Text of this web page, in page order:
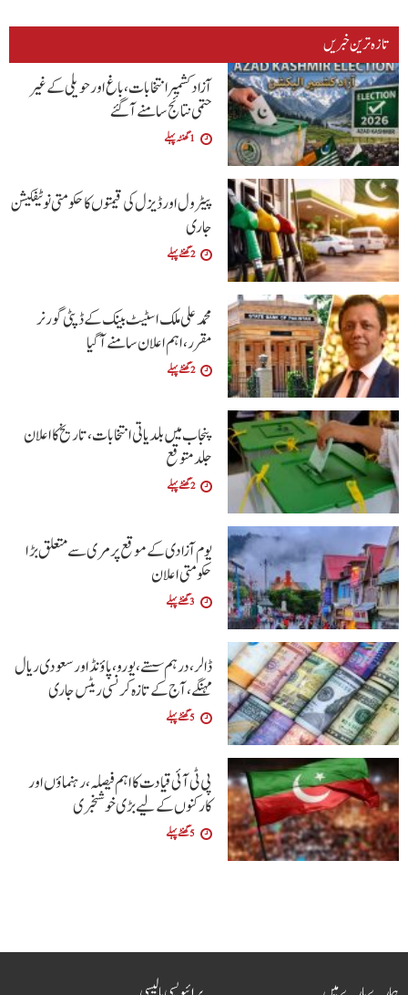
تازہ ترین خبریں
آزاد کشمیر انتخابات، باغ اور حویلی کے غیر
حتمی نتائج سامنے آگئے
1 گھنٹہ پہلے
پیٹرول اور ڈیزل کی قیمتوں کا حکومتی نوٹیفکیشن
جاری
2 گھنٹے پہلے
محمد علی ملک اسٹیٹ بینک کے ڈپٹی گورنر
مقرر، اہم اعلان سامنے آگیا
2 گھنٹے پہلے
پنجاب میں بلدیاتی انتخابات، تاریخ کا اعلان
جلد متوقع
2 گھنٹے پہلے
یوم آزادی کے موقع پر مری سے متعلق بڑا
حکومتی اعلان
3 گھنٹے پہلے
ڈالر، درہم سستے، یورو، پاؤنڈ اور سعودی ریال
مہنگے، آج کے تازہ کرنسی ریٹس جاری
5 گھنٹے پہلے
پی ٹی آئی قیادت کا اہم فیصلہ، رہنماؤں اور
کارکنوں کے لیے بڑی خوشخبری
5 گھنٹے پہلے